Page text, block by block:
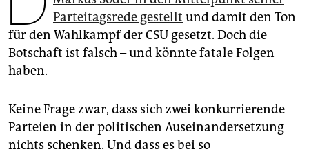
epaper loginParteitagsrede gestellt und damit den Ton
für den Wahlkampf der CSU gesetzt. Doch die
Botschaft ist falsch – und könnte fatale Folgen
haben.
Keine Frage zwar, dass sich zwei konkurrierende
Parteien in der politischen Auseinandersetzung
nichts schenken. Und dass es bei so